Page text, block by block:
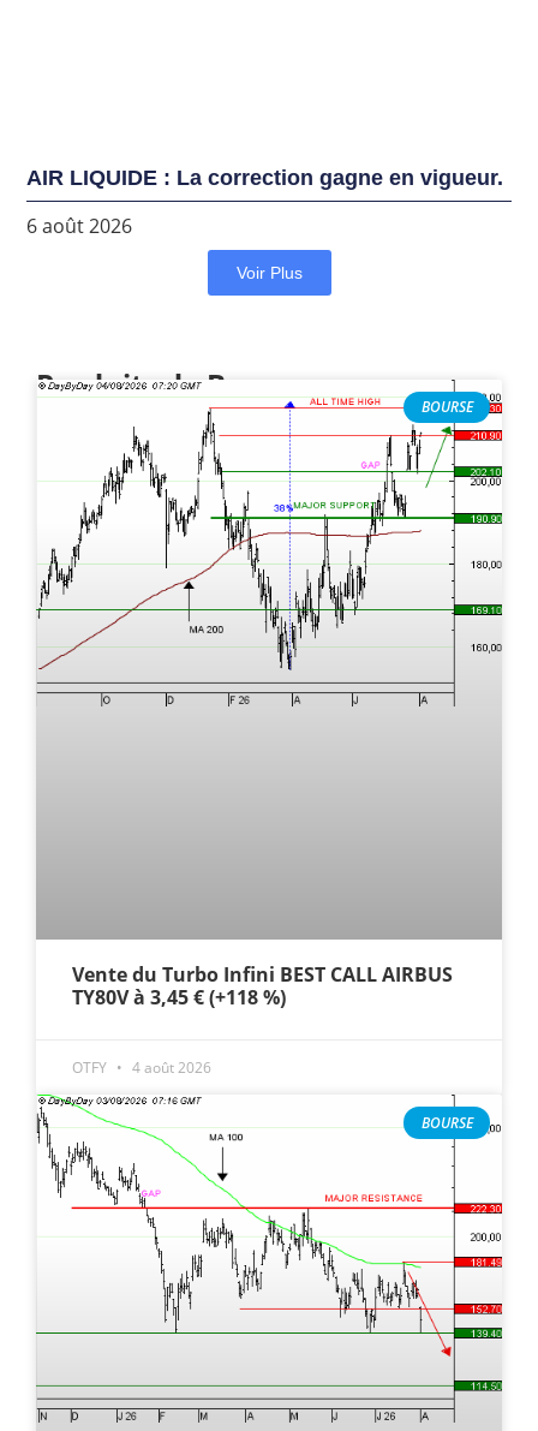
AIR LIQUIDE : La correction gagne en vigueur.
6 août 2026
Voir Plus
Produits de Bourse
BOURSE
Vente du Turbo Infini BEST CALL AIRBUS
TY80V à 3,45 € (+118 %)
OTFY 4 août 2026
BOURSE